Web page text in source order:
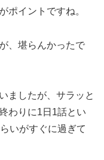
ポイントですね。
、堪らんかったで
ましたが、サラッと
わりに1日1話とい
いがすぐに過ぎて